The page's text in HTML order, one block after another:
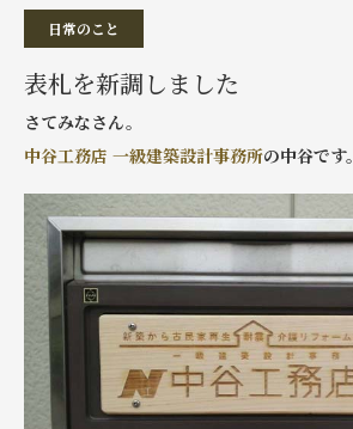
日常のこと
表札を新調しました
さてみなさん。
中谷工務店 一級建築設計事務所の中谷です。